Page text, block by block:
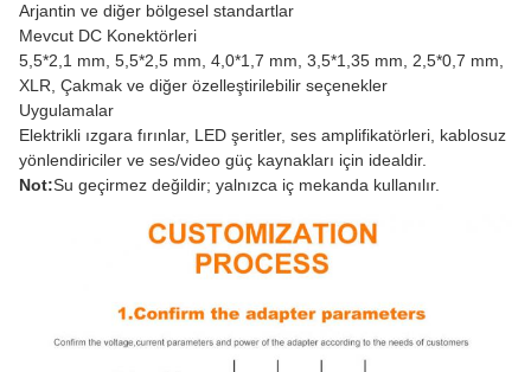
Arjantin ve diğer bölgesel standartlar
Mevcut DC Konektörleri
5,5*2,1 mm, 5,5*2,5 mm, 4,0*1,7 mm, 3,5*1,35 mm, 2,5*0,7 mm,
XLR, Çakmak ve diğer özelleştirilebilir seçenekler
Uygulamalar
Elektrikli ızgara fırınlar, LED şeritler, ses amplifikatörleri, kablosuz
yönlendiriciler ve ses/video güç kaynakları için idealdir.
Not:Su geçirmez değildir; yalnızca iç mekanda kullanılır.